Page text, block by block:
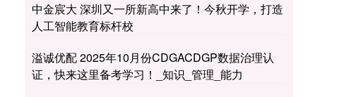
中金宸大 深圳又一所新高中来了！今秋开学，打造
人工智能教育标杆校
溢诚优配 2025年10月份CDGACDGP数据治理认
证，快来这里备考学习！_知识_管理_能力